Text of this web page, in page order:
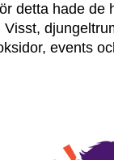
detta hade de
events